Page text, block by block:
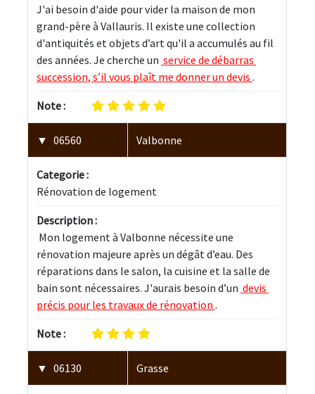
J'ai besoin d'aide pour vider la maison de mon
grand-père à Vallauris. Il existe une collection
d'antiquités et objets d’art qu'il a accumulés au fil
des années. Je cherche un service de débarras
succession, s’il vous plaît me donner un devis .
Note :
06560 Valbonne
Categorie :
Rénovation de logement
Description :
rénovation majeure après un dégât d’eau. Des
réparations dans le salon, la cuisine et la salle de
bain sont nécessaires. J'aurais besoin d’un devis
précis pour les travaux de rénovation .
Note :
06130 Grasse